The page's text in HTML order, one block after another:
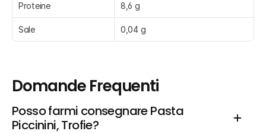
Proteine 8,6 g
Sale 0,04 g
Domande Frequenti
Posso farmi consegnare Pasta
Piccinini, Trofie?